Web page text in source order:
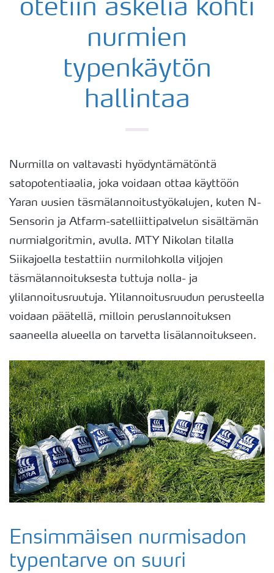
otetiin askelia kohti
nurmien
typenkäytön
hallintaa
Nurmilla on valtavasti hyödyntämätöntä
satopotentiaalia, joka voidaan ottaa käyttöön
Yaran uusien täsmälannoitustyökalujen, kuten N-
Sensorin ja Atfarm-satelliittipalvelun sisältämän
nurmialgoritmin, avulla. MTY Nikolan tilalla
Siikajoella testattiin nurmilohkolla viljojen
täsmälannoituksesta tuttuja nolla- ja
ylilannoitusruutuja. Ylilannoitusruudun perusteella
voidaan päätellä, milloin peruslannoituksen
saaneella alueella on tarvetta lisälannoitukseen.
Ensimmäisen nurmisadon
typentarve on suuri